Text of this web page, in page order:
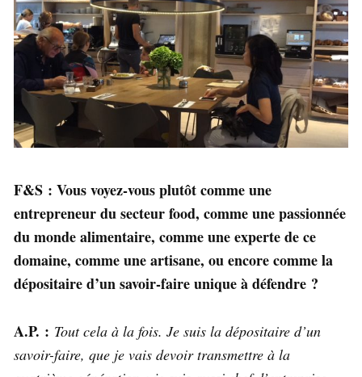
F&S : Vous voyez-vous plutôt comme une
entrepreneur du secteur food, comme une passionnée
du monde alimentaire, comme une experte de ce
domaine, comme une artisane, ou encore comme la
dépositaire d’un savoir-faire unique à défendre ?
A.P. : Tout cela à la fois. Je suis la dépositaire d’un
savoir-faire, que je vais devoir transmettre à la